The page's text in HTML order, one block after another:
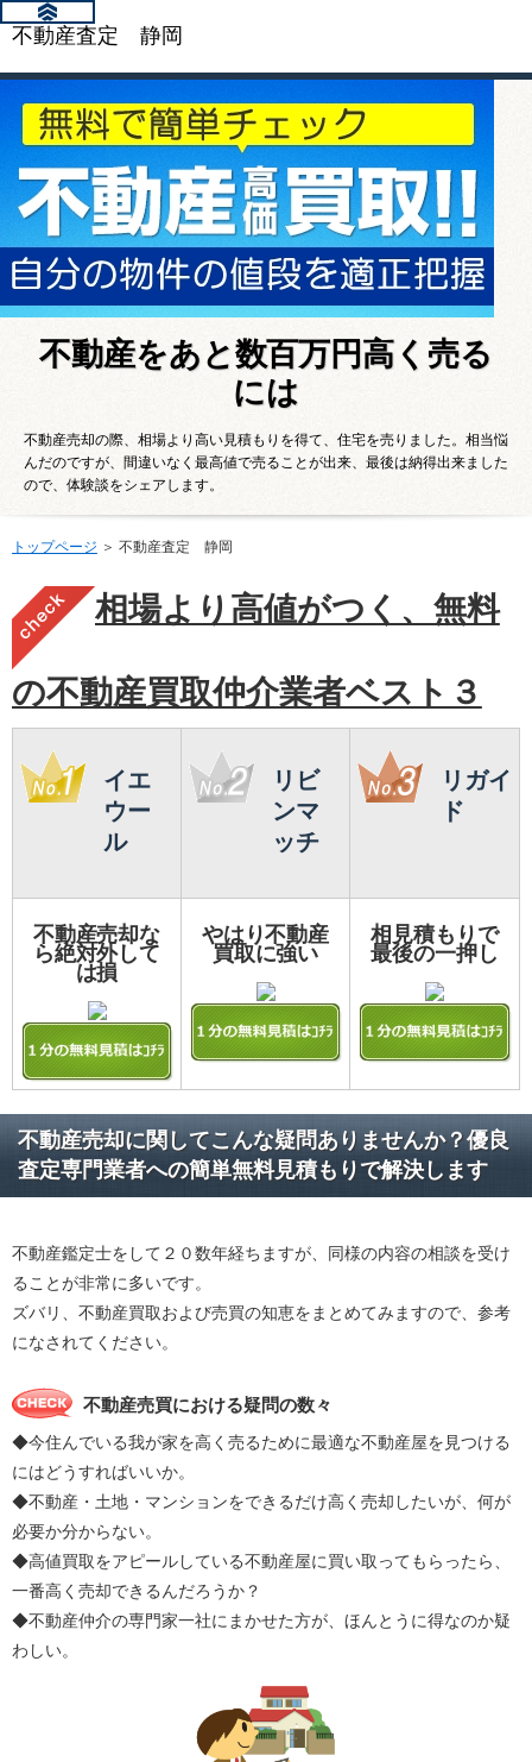
不動産査定 静岡
不動産をあと数百万円高く売る
には
不動産売却の際、相場より高い見積もりを得て、住宅を売りました。相当悩
んだのですが、間違いなく最高値で売ることが出来、最後は納得出来ました
ので、体験談をシェアします。
トップページ ＞ 不動産査定 静岡
相場より高値がつく、無料
の不動産買取仲介業者ベスト３
イエ
ウー
ル
リビ
ンマ
ッチ
リガイ
ド
不動産売却な
ら絶対外して
は損
やはり不動産
買取に強い
相見積もりで
最後の一押し
不動産売却に関してこんな疑問ありませんか？優良
査定専門業者への簡単無料見積もりで解決します
不動産鑑定士をして２０数年経ちますが、同様の内容の相談を受け
ることが非常に多いです。
ズバリ、不動産買取および売買の知恵をまとめてみますので、参考
になされてください。
不動産売買における疑問の数々
◆今住んでいる我が家を高く売るために最適な不動産屋を見つける
にはどうすればいいか。
◆不動産・土地・マンションをできるだけ高く売却したいが、何が
必要か分からない。
◆高値買取をアピールしている不動産屋に買い取ってもらったら、
一番高く売却できるんだろうか？
◆不動産仲介の専門家一社にまかせた方が、ほんとうに得なのか疑
わしい。